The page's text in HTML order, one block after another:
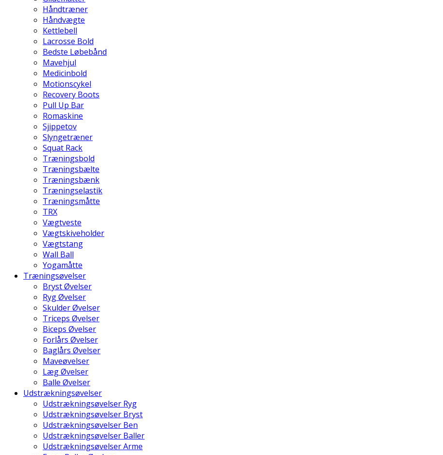
Håndtræner
Håndvægte
Kettlebell
Lacrosse Bold
Bedste Løbebånd
Mavehjul
Medicinbold
Motionscykel
Recovery Boots
Pull Up Bar
Romaskine
Sjippetov
Slyngetræner
Squat Rack
Træningsbold
Træningsbælte
Træningsbænk
Træningselastik
Træningsmåtte
TRX
Vægtveste
Vægtskiveholder
Vægtstang
Wall Ball
Yogamåtte
Træningsøvelser
Bryst Øvelser
Ryg Øvelser
Skulder Øvelser
Triceps Øvelser
Biceps Øvelser
Forlårs Øvelser
Baglårs Øvelser
Maveøvelser
Læg Øvelser
Balle Øvelser
Udstrækningsøvelser
Udstrækningsøvelser Ryg
Udstrækningsøvelser Bryst
Udstrækningsøvelser Ben
Udstrækningsøvelser Baller
Udstrækningsøvelser Arme